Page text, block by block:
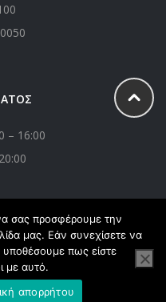
– 16:00
Right Reserved. Powered
σας προσφέρουμε την
μας. Εάν συνεχίσετε να
υποθέσουμε πως είστε
με αυτό.
απορρήτου